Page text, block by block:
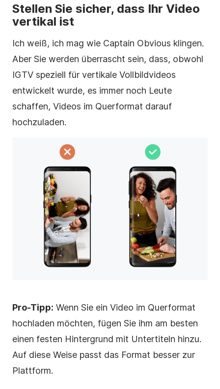
Stellen Sie sicher, dass Ihr Video
vertikal ist
Ich weiß, ich mag wie Captain Obvious klingen.
Aber Sie werden überrascht sein, dass, obwohl
IGTV speziell für vertikale Vollbildvideos
entwickelt wurde, es immer noch Leute
schaffen, Videos im Querformat darauf
hochzuladen.
Pro-Tipp: Wenn Sie ein Video im Querformat
hochladen möchten, fügen Sie ihm am besten
einen festen Hintergrund mit Untertiteln hinzu.
Auf diese Weise passt das Format besser zur
Plattform.